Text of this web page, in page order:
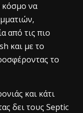
κόσμο να
από τις πιο
και με το
το
και κάτι
δει τους Septic